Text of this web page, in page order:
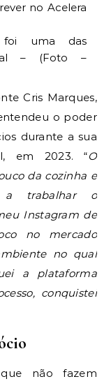
foi uma das
– (Foto –
Cris Marques,
o poder
durante a sua
em 2023. “O
da cozinha e
a trabalhar o
Instagram de
no mercado
no qual
a plataforma
conquistei
não fazem